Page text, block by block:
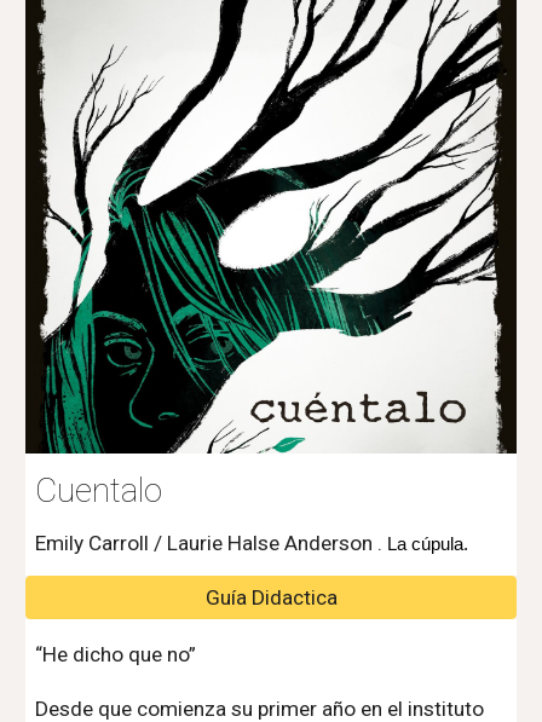
Cuentalo
Emily Carroll / Laurie Halse Anderson . La cúpula.
Guía Didactica
“He dicho que no”
Desde que comienza su primer año en el instituto